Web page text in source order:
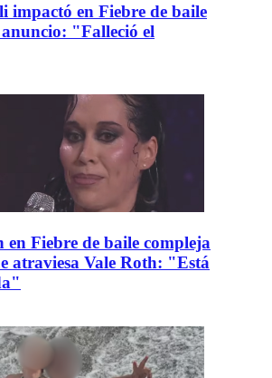
impactó en Fiebre de baile
anuncio: "Falleció el
en Fiebre de baile compleja
atraviesa Vale Roth: "Está